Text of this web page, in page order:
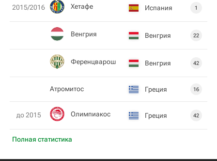
Полная статистика
2015/2016 Хетафе Испания 1
Венгрия Венгрия 22
Ференцварош Венгрия 42
Атромитос Греция 16
до 2015 Олимпиакос Греция 42